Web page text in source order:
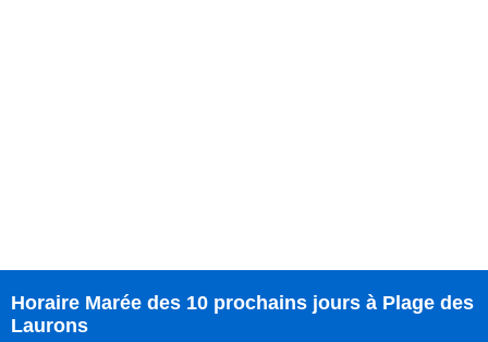
Horaire Marée des 10 prochains jours à Plage des
Laurons